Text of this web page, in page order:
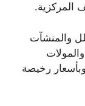
المركزية.
والمنشآت
رخيصة